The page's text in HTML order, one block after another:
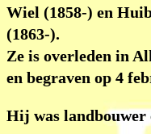
Wiel (1858-) en
(1863-).
Ze is overleden in
en begraven op 4
Hij was landbouwer